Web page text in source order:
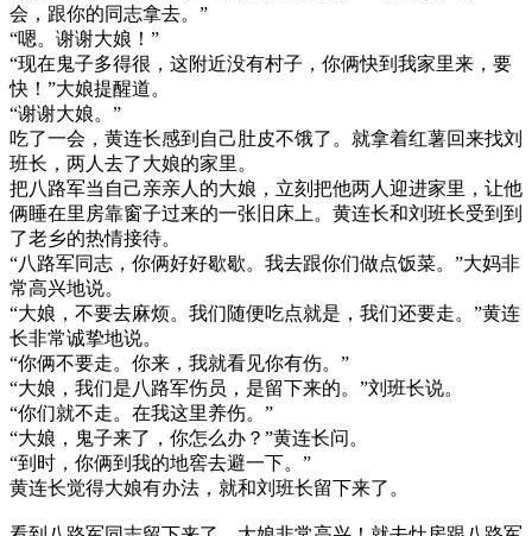
会，跟你的同志拿去。”
“嗯。谢谢大娘！”
“现在鬼子多得很，这附近没有村子，你俩快到我家里来，要
快！”大娘提醒道。
“谢谢大娘。”
吃了一会，黄连长感到自己肚皮不饿了。就拿着红薯回来找刘
班长，两人去了大娘的家里。
把八路军当自己亲亲人的大娘，立刻把他两人迎进家里，让他
俩睡在里房靠窗子过来的一张旧床上。黄连长和刘班长受到到
了老乡的热情接待。
“八路军同志，你俩好好歇歇。我去跟你们做点饭菜。”大妈非
常高兴地说。
“大娘，不要去麻烦。我们随便吃点就是，我们还要走。”黄连
长非常诚挚地说。
“你俩不要走。你来，我就看见你有伤。”
“大娘，我们是八路军伤员，是留下来的。”刘班长说。
“你们就不走。在我这里养伤。”
“大娘，鬼子来了，你怎么办？”黄连长问。
“到时，你俩到我的地窖去避一下。”
黄连长觉得大娘有办法，就和刘班长留下来了。